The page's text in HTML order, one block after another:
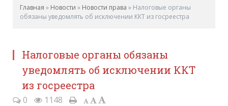
Главная » Новости » Новости права » Налоговые органы
обязаны уведомлять об исключении ККТ из госреестра
Налоговые органы обязаны
уведомлять об исключении ККТ
из госреестра
0 1148